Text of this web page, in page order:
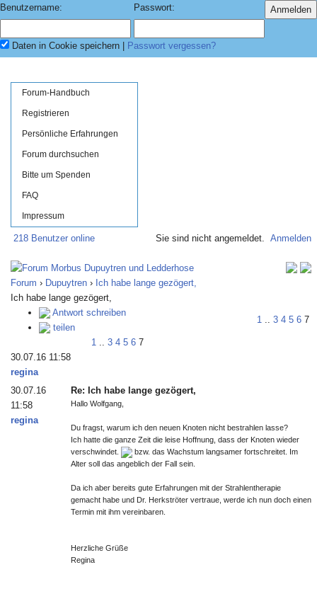
Benutzername: Passwort:
Daten in Cookie speichern Passwort vergessen?
Forum-Handbuch
Registrieren
Persönliche Erfahrungen
Forum durchsuchen
Bitte um Spenden
FAQ
Impressum
218 Benutzer online Sie sind nicht angemeldet. Anmelden
Forum › Dupuytren › Ich habe lange gezögert,
Ich habe lange gezögert,
Antwort schreiben
teilen
1 .. 3 4 5 6 7
1 .. 3 4 5 6 7
30.07.16 11:58
regina
30.07.16
11:58
regina
Re: Ich habe lange gezögert,
Hallo Wolfgang,
Du fragst, warum ich den neuen Knoten nicht bestrahlen lasse?
Ich hatte die ganze Zeit die leise Hoffnung, dass der Knoten wieder
verschwindet.
bzw. das Wachstum langsamer fortschreitet. Im
Alter soll das angeblich der Fall sein.
Da ich aber bereits gute Erfahrungen mit der Strahlentherapie
gemacht habe und Dr. Herkströter vertraue, werde ich nun doch einen
Termin mit ihm vereinbaren.
Herzliche Grüße
Regina